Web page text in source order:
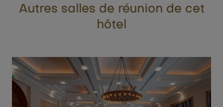
Autres salles de réunion de cet
hôtel